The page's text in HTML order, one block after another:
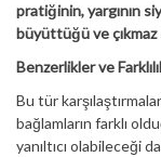
pratiğinin, yargının
büyüttüğü ve çıkmaz
Benzerlikler ve
Bu tür
bağlamların farklı
yanıltıcı olabileceği